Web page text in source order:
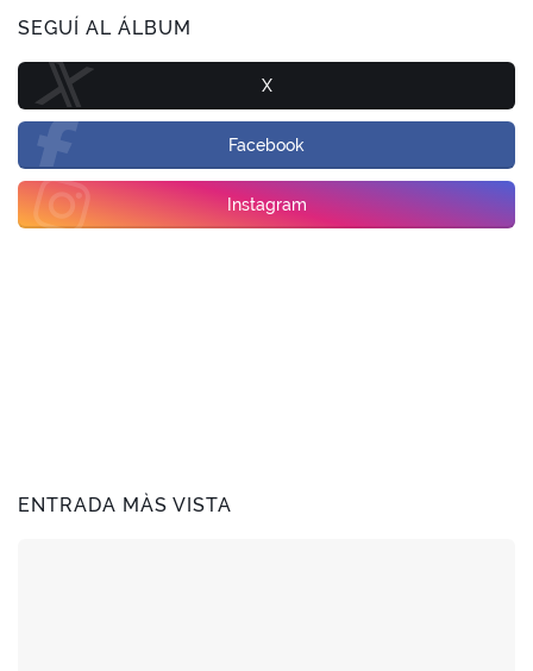
SEGUÍ AL ÁLBUM
X
Facebook
Instagram
ENTRADA MÀS VISTA